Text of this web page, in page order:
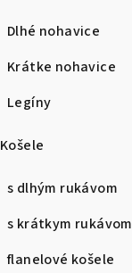
Dlhé nohavice
Krátke nohavice
Legíny
Košele
s dlhým rukávom
s krátkym rukávom
flanelové košele